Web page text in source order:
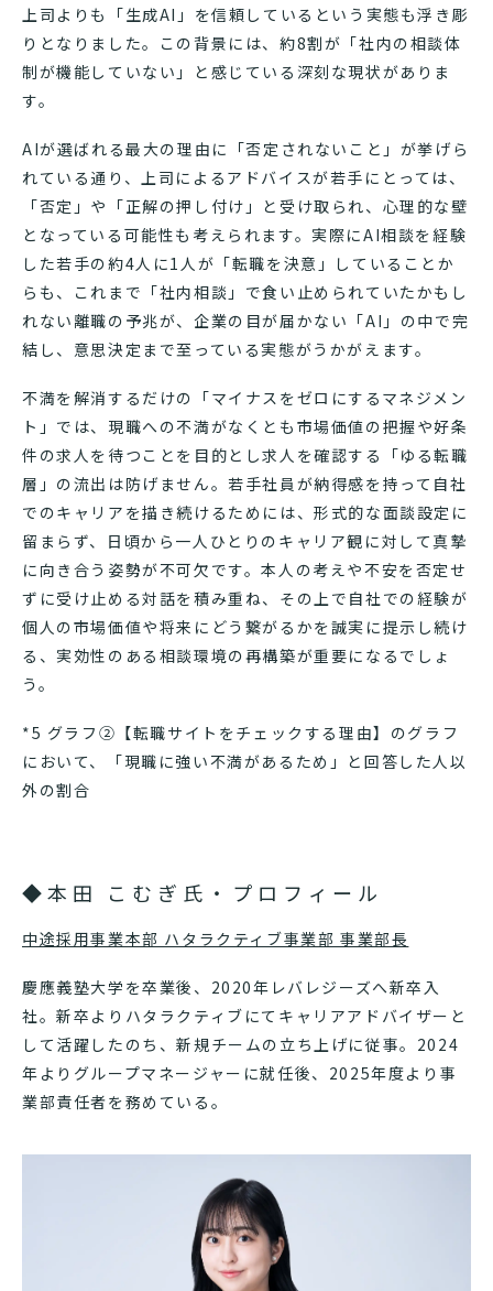
上司よりも「生成AI」を信頼しているという実態も浮き彫
りとなりました。この背景には、約8割が「社内の相談体
制が機能していない」と感じている深刻な現状がありま
す。
AIが選ばれる最大の理由に「否定されないこと」が挙げら
れている通り、上司によるアドバイスが若手にとっては、
「否定」や「正解の押し付け」と受け取られ、心理的な壁
となっている可能性も考えられます。実際にAI相談を経験
した若手の約4人に1人が「転職を決意」していることか
らも、これまで「社内相談」で食い止められていたかもし
れない離職の予兆が、企業の目が届かない「AI」の中で完
結し、意思決定まで至っている実態がうかがえます。
不満を解消するだけの「マイナスをゼロにするマネジメン
ト」では、現職への不満がなくとも市場価値の把握や好条
件の求人を待つことを目的とし求人を確認する「ゆる転職
層」の流出は防げません。若手社員が納得感を持って自社
でのキャリアを描き続けるためには、形式的な面談設定に
留まらず、日頃から一人ひとりのキャリア観に対して真摯
に向き合う姿勢が不可欠です。本人の考えや不安を否定せ
ずに受け止める対話を積み重ね、その上で自社での経験が
個人の市場価値や将来にどう繋がるかを誠実に提示し続け
る、実効性のある相談環境の再構築が重要になるでしょ
う。
*5 グラフ②【転職サイトをチェックする理由】のグラフ
において、「現職に強い不満があるため」と回答した人以
外の割合
◆本田 こむぎ氏・プロフィール
中途採用事業本部 ハタラクティブ事業部 事業部長
慶應義塾大学を卒業後、2020年レバレジーズへ新卒入
社。新卒よりハタラクティブにてキャリアアドバイザーと
して活躍したのち、新規チームの立ち上げに従事。2024
年よりグループマネージャーに就任後、2025年度より事
業部責任者を務めている。